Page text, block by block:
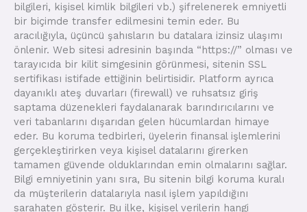
bilgileri, kişisel kimlik bilgileri vb.) şifrelenerek emniyetli
bir biçimde transfer edilmesini temin eder. Bu
aracılığıyla, üçüncü şahısların bu datalara izinsiz ulaşımı
önlenir. Web sitesi adresinin başında “https://” olması ve
tarayıcıda bir kilit simgesinin görünmesi, sitenin SSL
sertifikası istifade ettiğinin belirtisidir. Platform ayrıca
dayanıklı ateş duvarları (firewall) ve ruhsatsız giriş
saptama düzenekleri faydalanarak barındırıcılarını ve
veri tabanlarını dışarıdan gelen hücumlardan himaye
eder. Bu koruma tedbirleri, üyelerin finansal işlemlerini
gerçekleştirirken veya kişisel datalarını girerken
tamamen güvende olduklarından emin olmalarını sağlar.
Bilgi emniyetinin yanı sıra, Bu sitenin bilgi koruma kuralı
da müşterilerin datalarıyla nasıl işlem yapıldığını
sarahaten gösterir. Bu ilke, kişisel verilerin hangi